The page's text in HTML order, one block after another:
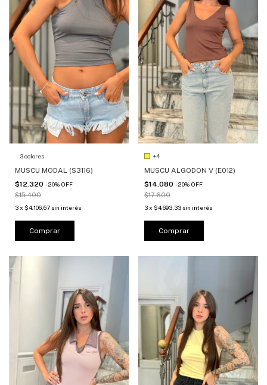
3 colores
MUSCU MODAL (S3116)
$12.320 -20% OFF
$15.400
3x $4.106,67 sin interés
Comprar
+4
MUSCU ALGODON V (E012)
$14.080 -20% OFF
$17.600
3 x $4.693,33 sin interés
Comprar